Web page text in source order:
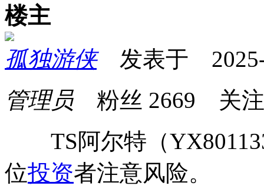
楼主
孤独游侠发表于 2025-
管理员 粉丝 2669 关
TS阿尔特（
位投资者注意风险。